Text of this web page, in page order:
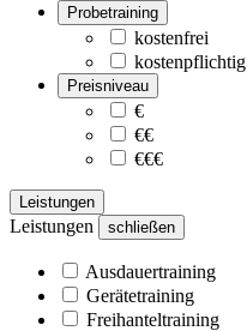
Probetraining
kostenfrei
kostenpflichtig
Preisniveau
€
€€
€€€
Leistungen
Leistungen schließen
Ausdauertraining
Gerätetraining
Freihanteltraining